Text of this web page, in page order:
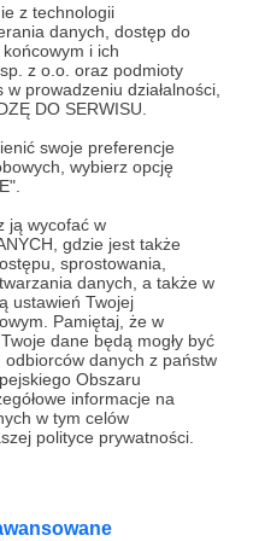
z technologii
danych, dostęp do
i ich
z o.o. oraz podmioty
prowadzeniu działalności,
DO SERWISU.
swoje preferencje
wybierz opcję
ją wycofać w
gdzie jest także
sprostowania,
danych, a także w
ustawień Twojej
Pamiętaj, że w
dane będą mogły być
danych z państw
Obszaru
informacje na
w tym celów
polityce prywatności.
życia jest jak sądzę, w
ubocznym
wieku średniego.
zafascynowała mnie
podcastów,
i
i doświadczenia
się dla mnie
intuicyjnie tak
od praktyki do
nowy sens i
opisanych i
opis
aby
profesura
3 000 zł
miesięcznie
0%
Poza
bazy
turkusu, będę
mediach